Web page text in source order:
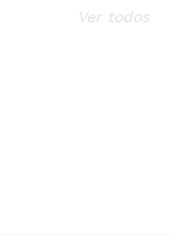
Ver todos